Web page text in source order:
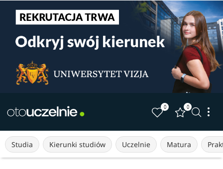
0 0
Studia Kierunki studiów Uczelnie Matura